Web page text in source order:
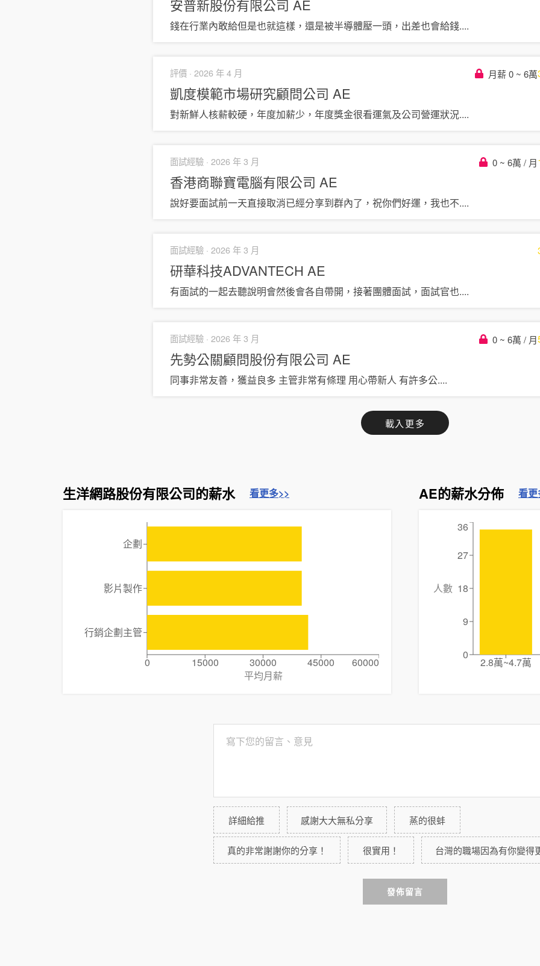
安普新股份有限公司 AE
錢在行業內敢給但是也就這樣，還是被半導體壓一頭，出差也會給錢....
評價 · 2026 年 4 月 月薪 0 ~ 6萬
凱度模範市場研究顧問公司 AE
對新鮮人核薪較硬，年度加薪少，年度獎金很看運氣及公司營運狀況....
面試經驗 · 2026 年 3 月 0 ~ 6萬 / 月
香港商聯寶電腦有限公司 AE
說好要面試前一天直接取消已經分享到群內了，祝你們好運，我也不....
面試經驗 · 2026 年 3 月
研華科技ADVANTECH AE
有面試的一起去聽說明會然後會各自帶開，接著團體面試，面試官也....
面試經驗 · 2026 年 3 月 0 ~ 6萬 / 月
先勢公關顧問股份有限公司 AE
同事非常友善，獲益良多 主管非常有條理 用心帶新人 有許多公....
載入更多
生洋網路股份有限公司的薪水 看更多>>
0 15000 30000 45000
60000
平均月薪
企劃
影片製作
行銷企劃主管
AE的薪水分佈 看
2.8萬~4.7萬
0
9
18
27
36
人數
詳細給推 感謝大大無私分享 蒸的很蚌
真的非常謝謝你的分享！ 很實用！ 台灣的職場因為有你變得
發佈留言